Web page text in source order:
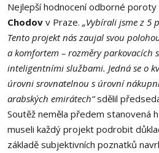
Nejlepší hodnocení odborné
Chodov v Praze. „Vybírali jsme z 5
Tento projekt nás zaujal svou
a komfortem – rozměry parkovacích
inteligentními službami. Jedná se o
úrovni srovnatelnou s úrovní
arabských emirátech“sdělil
Soutěž neměla předem stanovená
museli každý projekt podrobit
základě subjektivních poznatků